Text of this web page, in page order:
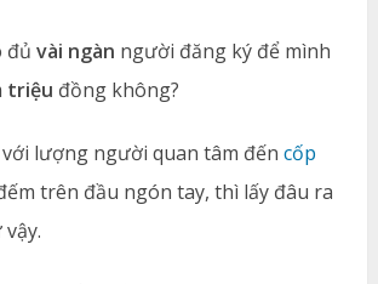
đủvài ngàn người đăng ký để mình
triệu đồng không?
với lượng người quan tâm đếncốp
trên đầu ngón tay, thì lấy đâu ra